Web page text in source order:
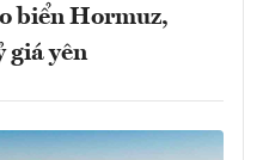
biển Hormuz,
giá yên